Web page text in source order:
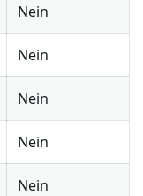
Nein
Nein
Nein
Nein
Nein